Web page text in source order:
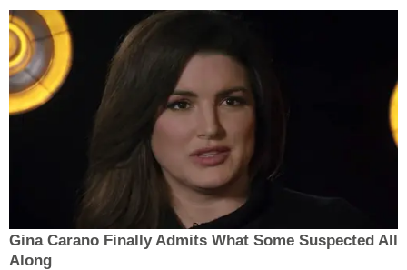
Gina Carano Finally Admits What Some Suspected All
Along